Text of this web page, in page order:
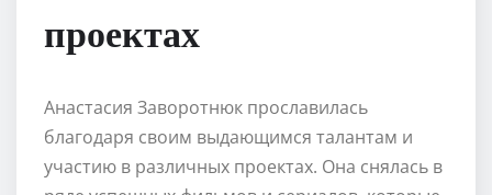
проектах
Анастасия Заворотнюк прославилась
благодаря своим выдающимся талантам и
участию в различных проектах. Она снялась в